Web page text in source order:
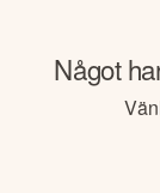
Något